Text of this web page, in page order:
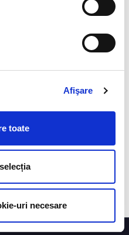
Afişare
toate
uri necesare